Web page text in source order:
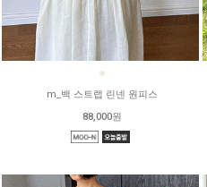
●
m_백 스트랩 린넨 원피스
88,000원